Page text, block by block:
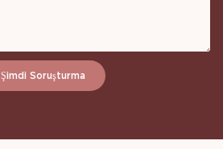
Şimdi Soruşturma